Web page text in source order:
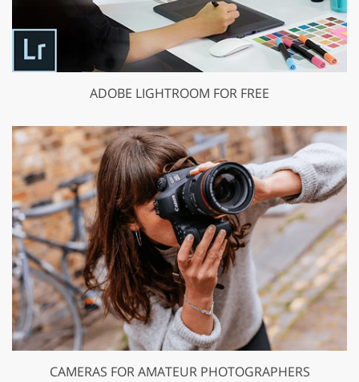
ADOBE LIGHTROOM FOR FREE
CAMERAS FOR AMATEUR PHOTOGRAPHERS